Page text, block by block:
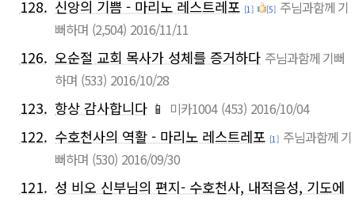
128. 신앙의 기쁨 - 마리노 레스트레포 [1] [5] 주님과함께 기
뻐하며 (2,504) 2016/11/11
126. 오순절 교회 목사가 성체를 증거하다 주님과함께 기뻐
하며 (533) 2016/10/28
123. 항상 감사합니다 📱 미카1004 (453) 2016/10/04
122. 수호천사의 역활 - 마리노 레스트레포 [1] 주님과함께 기
뻐하며 (530) 2016/09/30
121. 성 비오 신부님의 편지- 수호천사, 내적음성, 기도에